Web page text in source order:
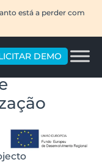
está a perder com
DEMO